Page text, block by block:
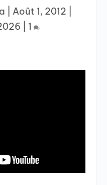
Août 1, 2012
1